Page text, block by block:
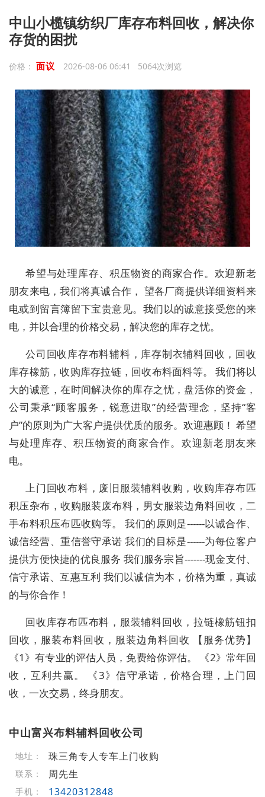
中山小榄镇纺织厂库存布料回收，解决你
存货的困扰
价格： 面议 2026-08-06 06:41 5064次浏览
希望与处理库存、积压物资的商家合作。欢迎新老
朋友来电，我们将真诚合作， 望各厂商提供详细资料来
电或到留言簿留下宝贵意见。我们以的诚意接受您的来
电，并以合理的价格交易，解决您的库存之忧。
公司回收库存布料辅料，库存制衣辅料回收，回收
库存橡筋，收购库存拉链，回收布料面料等。 我们将以
大的诚意，在时间解决你的库存之忧，盘活你的资金，
公司秉承“顾客服务，锐意进取”的经营理念，坚持“客
户”的原则为广大客户提供优质的服务。欢迎惠顾！ 希望
与处理库存、积压物资的商家合作。欢迎新老朋友来
电。
上门回收布料，废旧服装辅料收购，收购库存布匹
积压杂布，收购服装废布料，男女服装边角料回收，二
手布料积压布匹收购等。 我们的原则是------以诚合作、
诚信经营、重信誉守承诺 我们的目标是------为每位客户
提供方便快捷的优良服务 我们服务宗旨-------现金支付、
信守承诺、互惠互利 我们以诚信为本，价格为重，真诚
的与你合作！
回收库存布匹布料，服装辅料回收，拉链橡筋钮扣
回收，服装布料回收，服装边角料回收 【服务优势】
《1》有专业的评估人员，免费给你评估。 《2》常年回
收，互利共赢。 《3》信守承诺，价格合理，上门回
收，一次交易，终身朋友。
中山富兴布料辅料回收公司
地址： 珠三角专人专车上门收购
联系： 周先生
手机： 13420312848